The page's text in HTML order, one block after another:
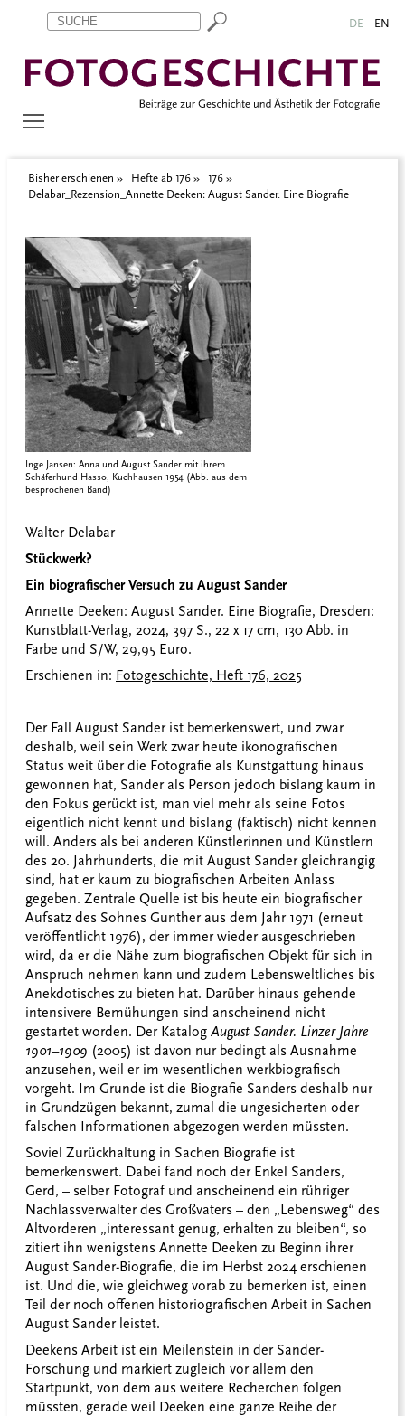
Zum Inhalt springen
Aktuelle Seite: Delabar_Rezension_Annette Deeken: August
DE EN
Bisher erschienen Hefte ab 176
176
Delabar_Rezension_Annette Deeken: August Sander. Eine Biografie
Inge Jansen: Anna und August Sander mit ihrem
Schäferhund Hasso, Kuchhausen 1954 (Abb. aus dem
besprochenen Band)
Walter Delabar
Stückwerk?
Ein biografischer Versuch zu August Sander
Annette Deeken: August Sander. Eine Biografie, Dresden:
Kunstblatt-Verlag, 2024, 397 S., 22 x 17 cm, 130 Abb. in
Farbe und S/W, 29,95 Euro.
Erschienen in: Fotogeschichte, Heft 176, 2025
Der Fall August Sander ist bemerkenswert, und zwar
deshalb, weil sein Werk zwar heute ikonografischen
Status weit über die Fotografie als Kunstgattung hinaus
gewonnen hat, Sander als Person jedoch bislang kaum in
den Fokus gerückt ist, man viel mehr als seine Fotos
eigentlich nicht kennt und bislang (faktisch) nicht kennen
will. Anders als bei anderen Künstlerinnen und Künstlern
des 20. Jahrhunderts, die mit August Sander gleichrangig
sind, hat er kaum zu biografischen Arbeiten Anlass
gegeben. Zentrale Quelle ist bis heute ein biografischer
Aufsatz des Sohnes Gunther aus dem Jahr 1971 (erneut
veröffentlicht 1976), der immer wieder ausgeschrieben
wird, da er die Nähe zum biografischen Objekt für sich in
Anspruch nehmen kann und zudem Lebensweltliches bis
Anekdotisches zu bieten hat. Darüber hinaus gehende
intensivere Bemühungen sind anscheinend nicht
gestartet worden. Der Katalog August Sander. Linzer Jahre
1901–1909 (2005) ist davon nur bedingt als Ausnahme
anzusehen, weil er im wesentlichen werkbiografisch
vorgeht. Im Grunde ist die Biografie Sanders deshalb nur
in Grundzügen bekannt, zumal die ungesicherten oder
falschen Informationen abgezogen werden müssten.
Soviel Zurückhaltung in Sachen Biografie ist
bemerkenswert. Dabei fand noch der Enkel Sanders,
Gerd, – selber Fotograf und anscheinend ein rühriger
Nachlassverwalter des Großvaters – den „Lebensweg“ des
Altvorderen „interessant genug, erhalten zu bleiben“, so
zitiert ihn wenigstens Annette Deeken zu Beginn ihrer
August Sander-Biografie, die im Herbst 2024 erschienen
ist. Und die, wie gleichweg vorab zu bemerken ist, einen
Teil der noch offenen historiografischen Arbeit in Sachen
August Sander leistet.
Deekens Arbeit ist ein Meilenstein in der Sander-
Forschung und markiert zugleich vor allem den
Startpunkt, von dem aus weitere Recherchen folgen
müssten, gerade weil Deeken eine ganze Reihe der